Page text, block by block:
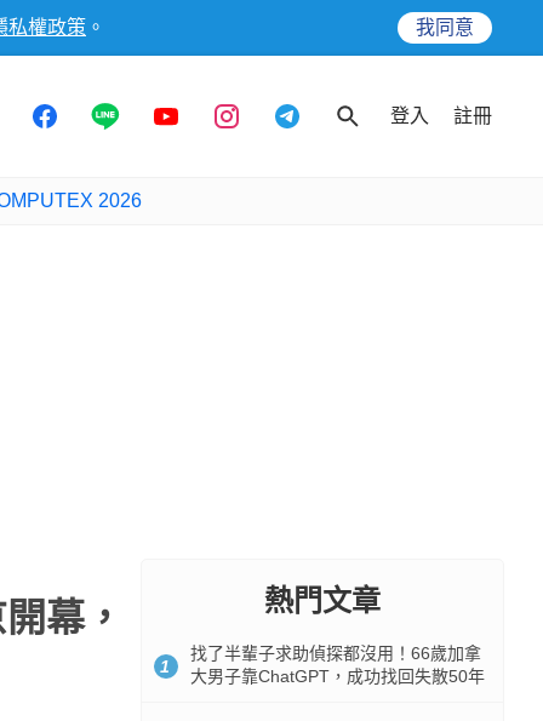
私權政策 。 我同意
登入 註冊
2026
幕，
熱門文章
1
找了半輩子求助偵探都沒用！66歲加拿
大男子靠ChatGPT，成功找回失散50年